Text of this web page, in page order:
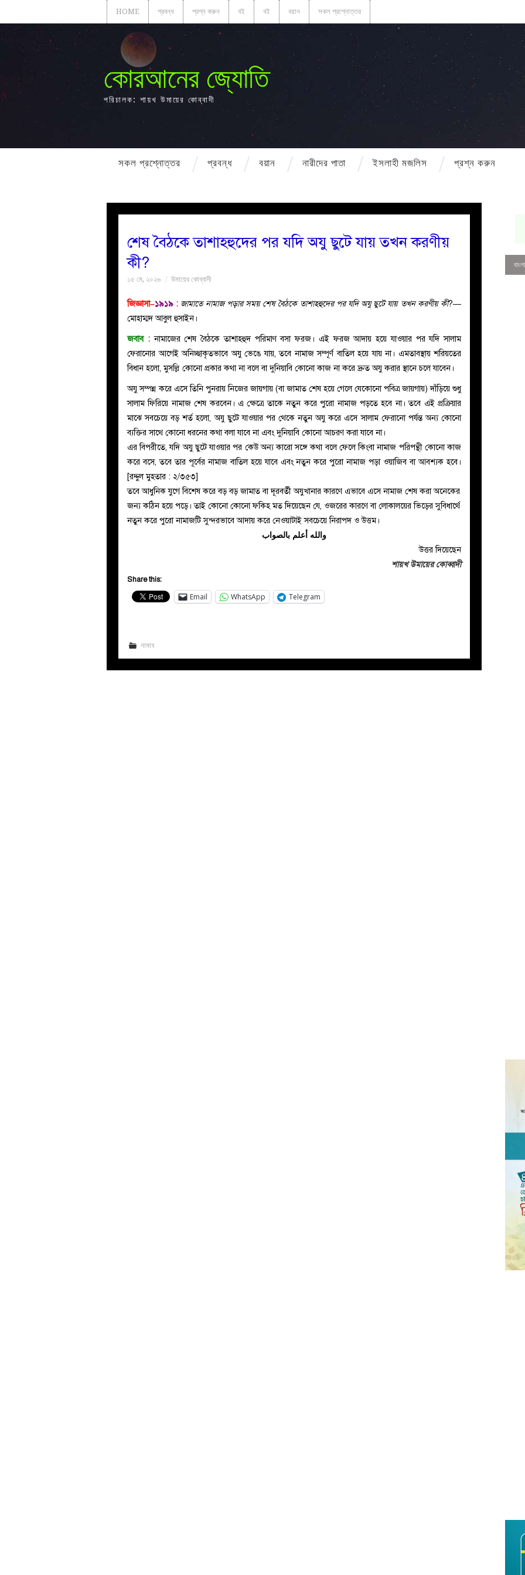
HOME প্রবন্ধ প্রশ্ন করুন বই বই বয়ান সকল প্রশ্নোত্তর
কোরআনের জ্যোতি
পরিচালক: শায়খ উমায়ের কোব্বাদী
সকল প্রশ্নোত্তর প্রবন্ধ বয়ান নারীদের পাতা ইসলাহী মজলিস প্রশ্ন করুন
শেষ বৈঠকে তাশাহহুদের পর যদি অযু ছুটে যায় তখন করণীয়
কী?
১৫ মে, ২০২৬ উমায়ের কোব্বাদী
জিজ্ঞাসা–১৯১৯ : জামাতে নামাজ পড়ার সময় শেষ বৈঠকে তাশাহহুদের পর যদি অযু ছুটে যায় তখন করণীয় কী?—
মোহাম্মদ আবুল হুসাইন।
জবাব :নামাজের শেষ বৈঠকে তাশাহহুদ পরিমাণ বসা ফরজ। এই ফরজ আদায় হয়ে যাওয়ার পর যদি সালাম
ফেরানোর আগেই অনিচ্ছাকৃতভাবে অযু ভেঙে যায়, তবে নামাজ সম্পূর্ণ বাতিল হয়ে যায় না। এমতাবস্থায় শরিয়তের
বিধান হলো, মুসল্লি কোনো প্রকার কথা না বলে বা দুনিয়াবি কোনো কাজ না করে দ্রুত অযু করার স্থানে চলে যাবেন।
অযু সম্পন্ন করে এসে তিনি পুনরায় নিজের জায়গায় (বা জামাত শেষ হয়ে গেলে যেকোনো পবিত্র জায়গায়) দাঁড়িয়ে শুধু
সালাম ফিরিয়ে নামাজ শেষ করবেন। এ ক্ষেত্রে তাকে নতুন করে পুরো নামাজ পড়তে হবে না। তবে এই প্রক্রিয়ার
মাঝে সবচেয়ে বড় শর্ত হলো, অযু ছুটে যাওয়ার পর থেকে নতুন অযু করে এসে সালাম ফেরানো পর্যন্ত অন্য কোনো
ব্যক্তির সাথে কোনো ধরনের কথা বলা যাবে না এবং দুনিয়াবি কোনো আচরণ করা যাবে না।
এর বিপরীতে, যদি অযু ছুটে যাওয়ার পর কেউ অন্য কারো সঙ্গে কথা বলে ফেলে কিংবা নামাজ পরিপন্থী কোনো কাজ
করে বসে, তবে তার পূর্বের নামাজ বাতিল হয়ে যাবে এবং নতুন করে পুরো নামাজ পড়া ওয়াজিব বা আবশ্যক হবে।
[রদ্দুল মুহতার : ২/৩৫৩]
তবে আধুনিক যুগে বিশেষ করে বড় বড় জামাত বা দূরবর্তী অযুখানার কারণে এভাবে এসে নামাজ শেষ করা অনেকের
জন্য কঠিন হয়ে পড়ে। তাই কোনো কোনো ফকিহ মত দিয়েছেন যে, ওজরের কারণে বা লোকালয়ের ভিড়ের সুবিধার্থে
নতুন করে পুরো নামাজটি সুন্দরভাবে আদায় করে নেওয়াটাই সবচেয়ে নিরাপদ ও উত্তম।
والله أعلم بالصواب
উত্তর দিয়েছেন
শায়খ উমায়ের কোব্বাদী
Share this:
Email WhatsApp Telegram
নামায